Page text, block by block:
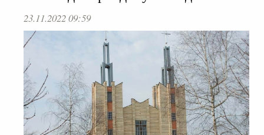
23.11.2022 09:59